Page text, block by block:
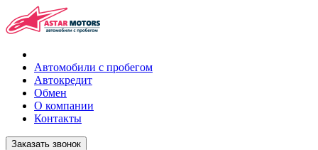
Автомобили с пробегом
Автокредит
Обмен
О компании
Контакты
Заказать звонок